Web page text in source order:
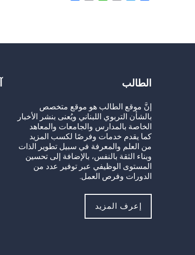
الطالب
إنَّ موقع الطالب هو موقع متخصص
بالشأن التربوي اللبناني ويُعنى بنشر الأخبار
الخاصة بالمدارس والجامعات والمعاهد
كما يقدم خدمات وفرصًا لكسب المزيد
من العلم والمعرفة في سبيل تطوير الذات
وبناء الثقة بالنفس، بالإضافة إلى تحسين
المستوى الوظيفي عبر توفير عدد من
الدورات وفرص العمل.
إعرف المزيد